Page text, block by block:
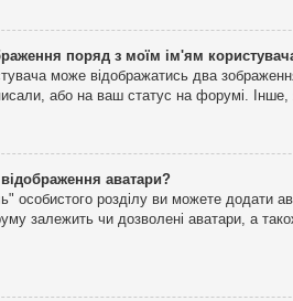
поряд з моїм ім'ям
може відображатись два
або на ваш статус на форумі.
аватари?
особистого розділу ви можете додати
залежить чи дозволені аватари, а